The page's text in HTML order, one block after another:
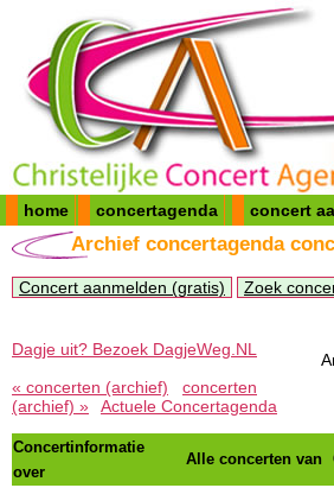
home concertagenda concert
Archief concertagenda
Concert aanmelden (gratis) Zoek
Dagje uit? Bezoek DagjeWeg.NL
« concerten (archief)
concerten
(archief) »
Actuele Concertagenda
Concertinformatie
over
Alle concerten van